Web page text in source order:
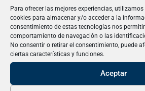
Para ofrecer las mejores experiencias,
cookies para almacenar y/o acceder a la
consentimiento de estas tecnologías nos
comportamiento de navegación o las
No consentir o retirar el consentimiento, puede
ciertas características y funciones.
Aceptar
No universitarios
Podrán acceder a los estudios de